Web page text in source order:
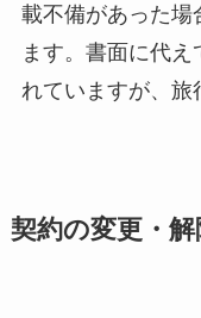
載不備があった場
ます。書面に代
れていますが、旅
契約の変更・